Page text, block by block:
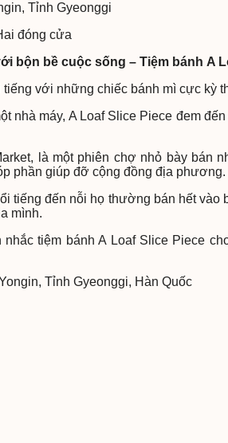
Tỉnh Gyeonggi
đóng cửa
bề cuộc sống – Tiệm bánh A
với những chiếc bánh mì cực kỳ
nhà máy, A Loaf Slice Piece đem
là một phiên chợ nhỏ bày
phần giúp đỡ cộng đồng địa phương.
tiếng đến nỗi họ thường bán hết
mình.
tiệm bánh A Loaf Slice Piece
Tỉnh Gyeonggi, Hàn Quốc